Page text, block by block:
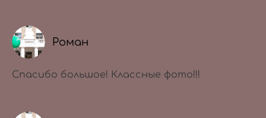
Роман
Спасибо большое! Классные фото!!!